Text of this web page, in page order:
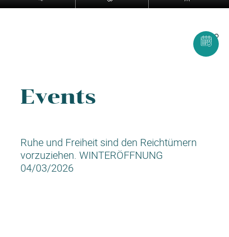
Events
Ruhe und Freiheit sind den Reichtümern
vorzuziehen. WINTERÖFFNUNG
04/03/2026